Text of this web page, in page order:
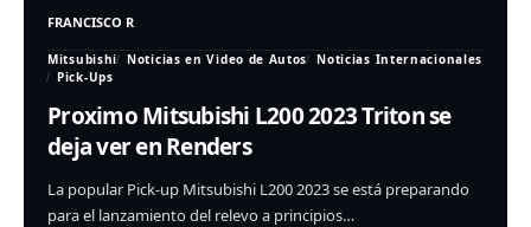
FRANCISCO R
Mitsubishi Noticias en Video de Autos
Noticias Internacionales
Pick-Ups
Proximo Mitsubishi L200 2023 Triton se
deja ver en Renders
La popular Pick-up Mitsubishi L200 2023 se está preparando
para el lanzamiento del relevo a principios…